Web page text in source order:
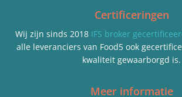
Certificeringen
Wij zijn sinds 2018 IFS broker
alle leveranciers van Food5 ook
kwaliteit gewaarborgd is.
Meer informatie